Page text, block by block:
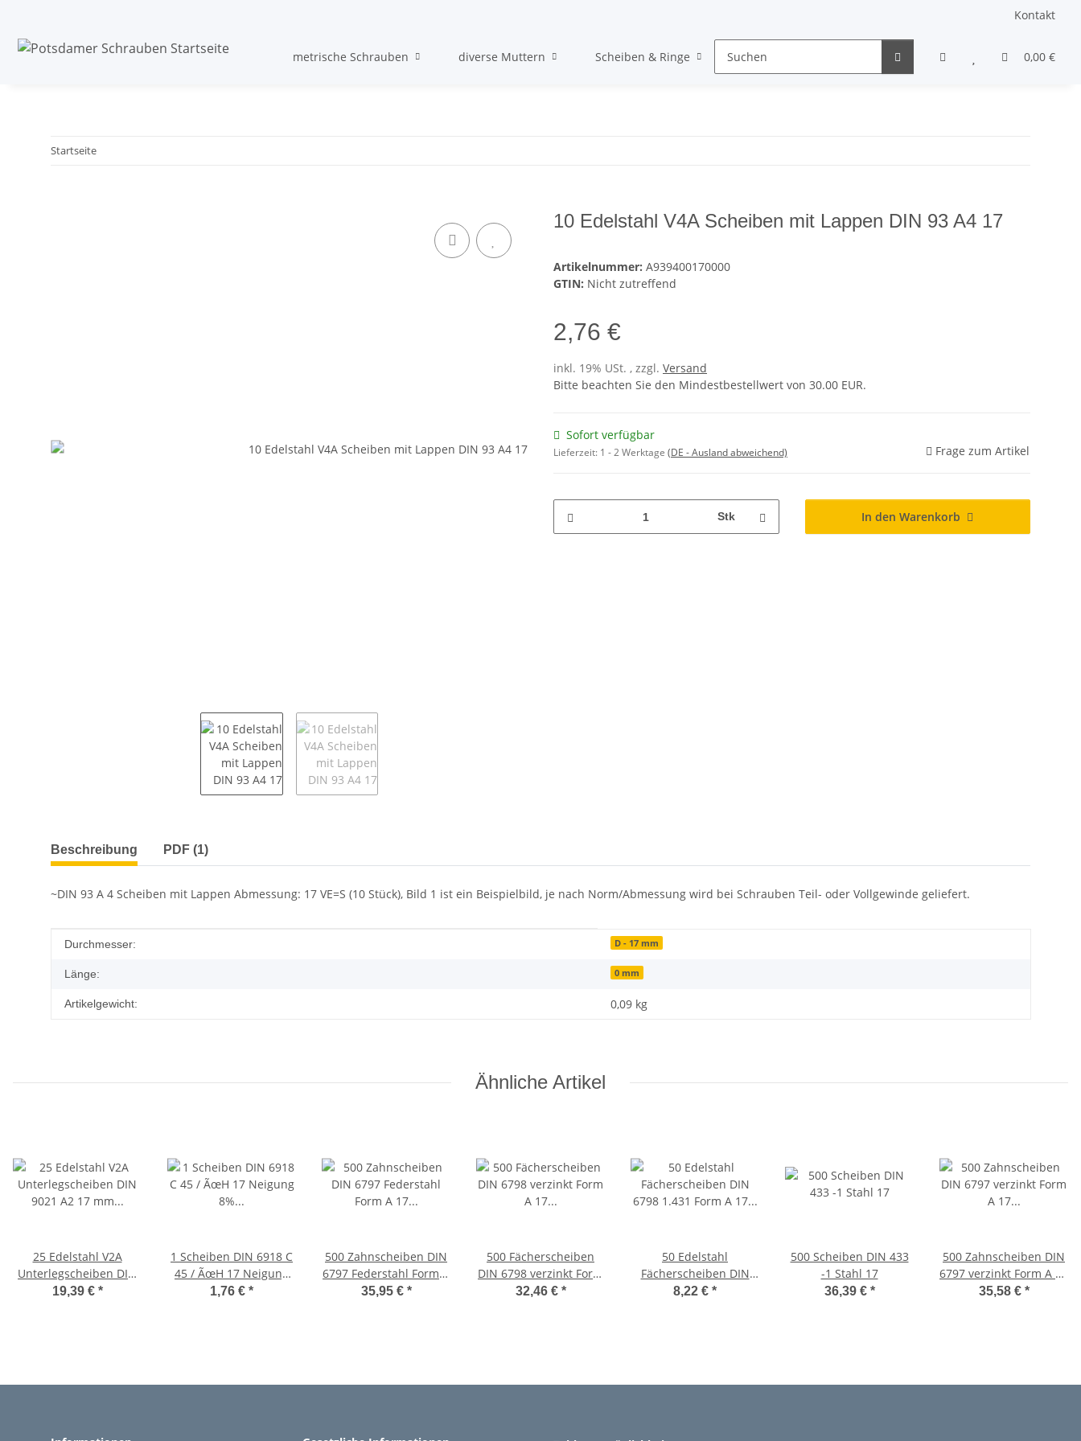
Kontakt
0,00 €
metrische Schrauben diverse Muttern Scheiben & Ringe Gewindestifte & Stifte andere Schrauben
Startseite
10 Edelstahl V4A Scheiben mit Lappen DIN 93 A4 17
Artikelnummer: A939400170000
GTIN: Nicht zutreffend
2,76 €
inkl. 19% USt. , zzgl. Versand
Bitte beachten Sie den Mindestbestellwert von 30.00 EUR.
Sofort verfügbar
Lieferzeit: 1 - 2 Werktage (DE - Ausland abweichend) Frage zum Artikel
Stk In den Warenkorb
weitere Registerkarten anzeigen
Beschreibung PDF (1)
~DIN 93 A 4 Scheiben mit Lappen Abmessung: 17 VE=S (10 Stück), Bild 1 ist ein Beispielbild, je nach Norm/Abmessung wird bei Schrauben Teil- oder Vollgewinde geliefert.
Produkteigenschaft
Wert
Durchmesser: D - 17 mm
Länge: 0 mm
Artikelgewicht: 0,09 kg
Ähnliche Artikel
25 Edelstahl V2A
Unterlegscheiben DIN
9021 A2 17 mm Ã˜ M16
19,39 € *
1 Scheiben DIN 6918 C
45 / ÃœH 17 Neigung
8% Stahl
1,76 € *
500 Zahnscheiben DIN
6797 Federstahl Form A
17 Ã˜ M16
35,95 € *
500 Fächerscheiben
DIN 6798 verzinkt Form
A 17 Ã˜ M16
32,46 € *
50 Edelstahl
Fächerscheiben DIN
6798 1.431 Form A 17
8,22 € *
500 Scheiben DIN 433
-1 Stahl 17
36,39 € *
500 Zahnscheiben DIN
6797 verzinkt Form A 17
Ã˜ M16
35,58 € *